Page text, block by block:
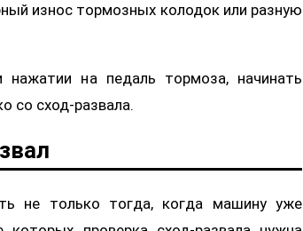
износ тормозных колодок или разную
на педаль тормоза, начинать
со сход-развала.
не только тогда, когда машину уже